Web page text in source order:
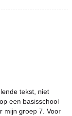
tekst, niet
een basisschool
mijn groep 7. Voor